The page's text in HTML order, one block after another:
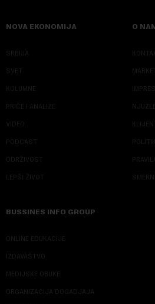
NOVA EKONOMIJA
SRBIJA
SVET
KOLUMNE
PRIČE I ANALIZE
VIDEO
PODCAST
ODRŽIVOST
LEPŠI ŽIVOT
O
BUSSINES INFO GROUP
ONLINE EDUKACIJE
IZDAVAŠTVO
MEDIJSKE OBUKE
ORGANIZACIJA DOGADJAJA